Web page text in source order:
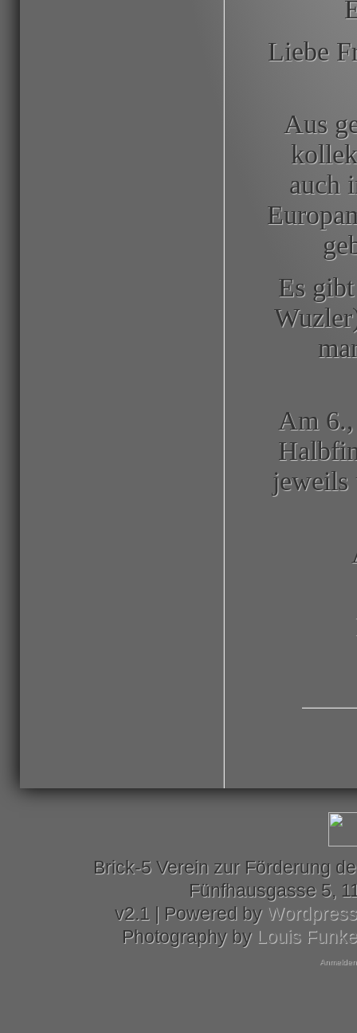
Liebe
Aus
auch
Es
Am
jeweils
Brick-5 Verein zur Förderung
Fünfhausgasse 5,
v2.1 | Powered by Wordpress
Photography by Louis Funke
Anmelden